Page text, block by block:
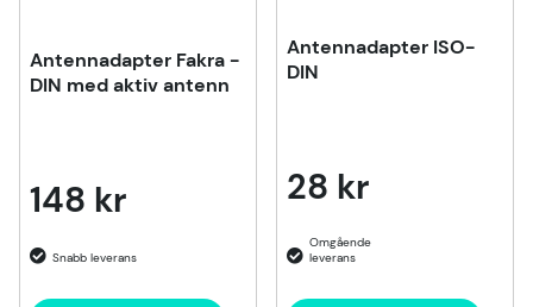
Antennadapter Fakra -
DIN med aktiv antenn
148 kr
Antennadapter ISO-
DIN
28 kr